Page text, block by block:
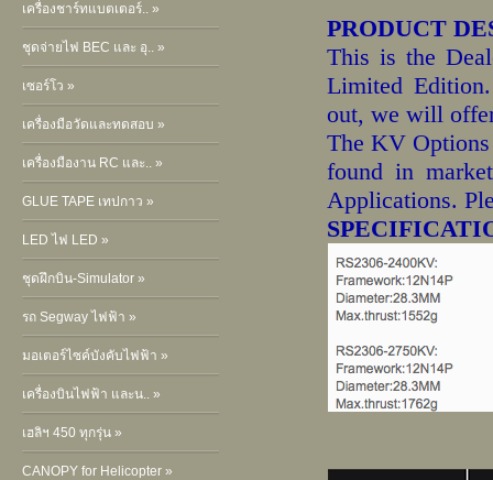
เครื่องชาร์ทแบตเตอร์.. »
ชุดจ่ายไฟ BEC และ อุ.. »
เซอร์โว »
เครื่องมือวัดและทดสอบ »
เครื่องมืองาน RC และ.. »
GLUE TAPE เทปกาว »
LED ไฟ LED »
ชุดฝึกบิน-Simulator »
รถ Segway ไฟฟ้า »
มอเตอร์ไซค์บังคับไฟฟ้า »
เครื่องบินไฟฟ้า และน.. »
เฮลิฯ 450 ทุกรุ่น »
CANOPY for Helicopter »
PRODUCT
This is the
Limited
out, we will
The KV
found in
Applications.